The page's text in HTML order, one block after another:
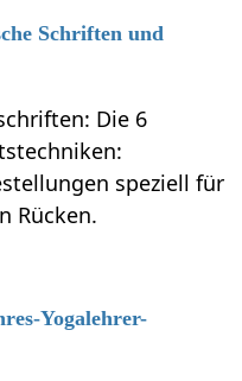
Schriften und
Die 6
speziell für
Rücken.
Yogalehrer-